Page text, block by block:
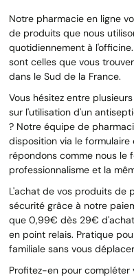
Notre pharmacie en ligne
de produits que nous
quotidiennement à
sont celles que vous
dans le Sud de la France.
Vous hésitez entre
sur l'utilisation d'un
? Notre équipe de
disposition via le
répondons comme nous le
professionnalisme et la
L'achat de vos produits de
sécurité grâce à notre
que 0,99€ dès 29€
en point relais. Pratique
familiale sans vous
Profitez-en pour compléter